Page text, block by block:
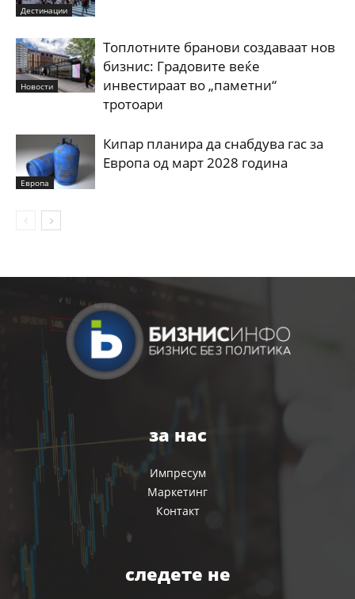
Дестинации
Новости
Топлотните бранови создаваат нов
бизнис: Градовите веќе
инвестираат во „паметни“
тротоари
Европа
Кипар планира да снабдува гас за
Европа од март 2028 година
за нас
Импресум
Маркетинг
Контакт
следете не